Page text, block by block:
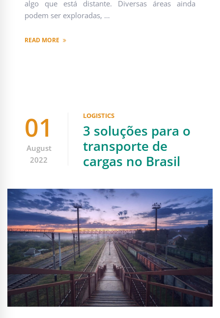
algo que está distante. Diversas áreas ainda
podem ser exploradas, …
READ MORE
01
August
2022
LOGISTICS
3 soluções para o
transporte de
cargas no Brasil